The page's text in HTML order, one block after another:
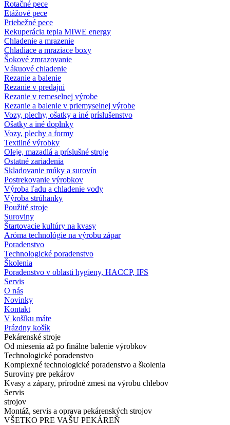
Rotačné pece
Etážové pece
Priebežné pece
Rekuperácia tepla MIWE energy
Chladenie a mrazenie
Chladiace a mraziace boxy
Šokové zmrazovanie
Vákuové chladenie
Rezanie a balenie
Rezanie v predajni
Rezanie v remeselnej výrobe
Rezanie a balenie v priemyselnej výrobe
Vozy, plechy, ošatky a iné príslušenstvo
Ošatky a iné doplnky
Vozy, plechy a formy
Textilné výrobky
Oleje, mazadlá a príslušné stroje
Ostatné zariadenia
Skladovanie múky a surovín
Postrekovanie výrobkov
Výroba ľadu a chladenie vody
Výroba strúhanky
Použité stroje
Suroviny
Štartovacie kultúry na kvasy
Aróma technológie na výrobu zápar
Poradenstvo
Technologické poradenstvo
Školenia
Poradenstvo v oblasti hygieny, HACCP, IFS
Servis
O nás
Novinky
Kontakt
V košíku máte
Prázdny košík
Pekárenské stroje
Od miesenia až po finálne balenie výrobkov
Technologické poradenstvo
Komplexné technologické poradenstvo a školenia
Suroviny pre pekárov
Kvasy a zápary, prírodné zmesi na výrobu chlebov
Servis
strojov
Montáž, servis a oprava pekárenských strojov
VŠETKO PRE VAŠU PEKÁREŇ